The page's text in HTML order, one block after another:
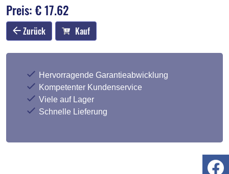
Preis: € 17.62
Zurück Kauf
Hervorragende Garantieabwicklung
Kompetenter Kundenservice
Viele auf Lager
Schnelle Lieferung